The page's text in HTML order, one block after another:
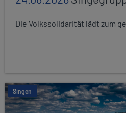
Die Volkssolidarität lädt zum
Singen